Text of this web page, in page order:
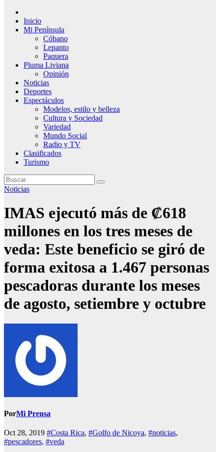
Inicio
Mi Península
Cóbano
Lepanto
Paquera
Pluma Liviana
Opinión
Noticias
Deportes
Espectáculos
Modelos, estilo y belleza
Cultura y Sociedad
Variedad
Mundo Social
Radio y TV
Clasificados
Turismo
Noticias
IMAS ejecutó más de ₡618
millones en los tres meses de
veda: Este beneficio se giró de
forma exitosa a 1.467 personas
pescadoras durante los meses
de agosto, setiembre y octubre
PorMi Prensa
Oct 28, 2019 #Costa Rica, #Golfo de Nicoya, #noticias,
#pescadores, #veda